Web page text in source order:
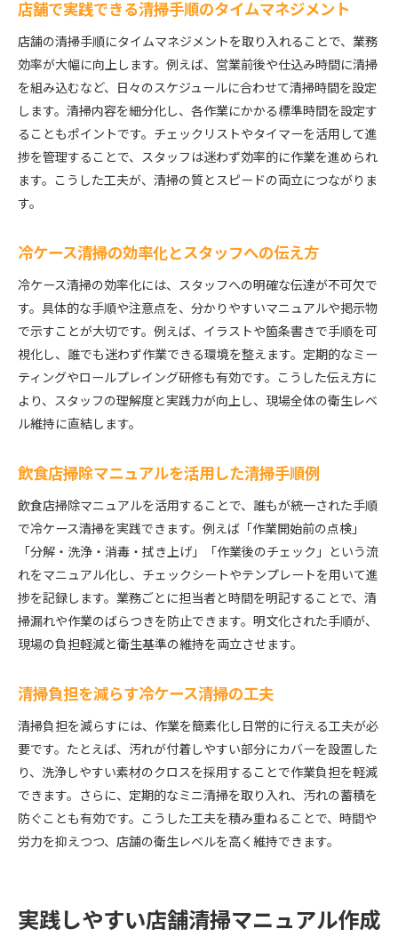
店舗で実践できる清掃手順のタイムマネジメント
店舗の清掃手順にタイムマネジメントを取り入れることで、業務
効率が大幅に向上します。例えば、営業前後や仕込み時間に清掃
を組み込むなど、日々のスケジュールに合わせて清掃時間を設定
します。清掃内容を細分化し、各作業にかかる標準時間を設定す
ることもポイントです。チェックリストやタイマーを活用して進
捗を管理することで、スタッフは迷わず効率的に作業を進められ
ます。こうした工夫が、清掃の質とスピードの両立につながりま
す。
冷ケース清掃の効率化とスタッフへの伝え方
冷ケース清掃の効率化には、スタッフへの明確な伝達が不可欠で
す。具体的な手順や注意点を、分かりやすいマニュアルや掲示物
で示すことが大切です。例えば、イラストや箇条書きで手順を可
視化し、誰でも迷わず作業できる環境を整えます。定期的なミー
ティングやロールプレイング研修も有効です。こうした伝え方に
より、スタッフの理解度と実践力が向上し、現場全体の衛生レベ
ル維持に直結します。
飲食店掃除マニュアルを活用した清掃手順例
飲食店掃除マニュアルを活用することで、誰もが統一された手順
で冷ケース清掃を実践できます。例えば「作業開始前の点検」
「分解・洗浄・消毒・拭き上げ」「作業後のチェック」という流
れをマニュアル化し、チェックシートやテンプレートを用いて進
捗を記録します。業務ごとに担当者と時間を明記することで、清
掃漏れや作業のばらつきを防止できます。明文化された手順が、
現場の負担軽減と衛生基準の維持を両立させます。
清掃負担を減らす冷ケース清掃の工夫
清掃負担を減らすには、作業を簡素化し日常的に行える工夫が必
要です。たとえば、汚れが付着しやすい部分にカバーを設置した
り、洗浄しやすい素材のクロスを採用することで作業負担を軽減
できます。さらに、定期的なミニ清掃を取り入れ、汚れの蓄積を
防ぐことも有効です。こうした工夫を積み重ねることで、時間や
労力を抑えつつ、店舗の衛生レベルを高く維持できます。
実践しやすい店舗清掃マニュアル作成